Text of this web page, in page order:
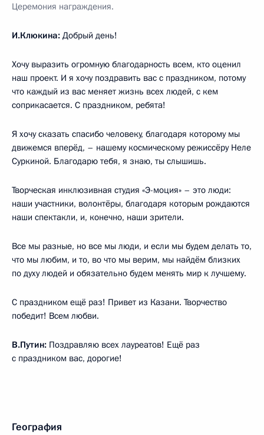
Церемония награждения.
И.Клюкина: Добрый день!
Хочу выразить огромную благодарность всем, кто оценил
наш проект. И я хочу поздравить вас с праздником, потому
что каждый из вас меняет жизнь всех людей, с кем
соприкасается. С праздником, ребята!
Я хочу сказать спасибо человеку, благодаря которому мы
движемся вперёд, – нашему космическому режиссёру Неле
Суркиной. Благодарю тебя, я знаю, ты слышишь.
Творческая инклюзивная студия «Э-моция» – это люди:
наши участники, волонтёры, благодаря которым рождаются
наши спектакли, и, конечно, наши зрители.
Все мы разные, но все мы люди, и если мы будем делать то,
что мы любим, и то, во что мы верим, мы найдём близких
по духу людей и обязательно будем менять мир к лучшему.
С праздником ещё раз! Привет из Казани. Творчество
победит! Всем любви.
В.Путин: Поздравляю всех лауреатов! Ещё раз
с праздником вас, дорогие!
География